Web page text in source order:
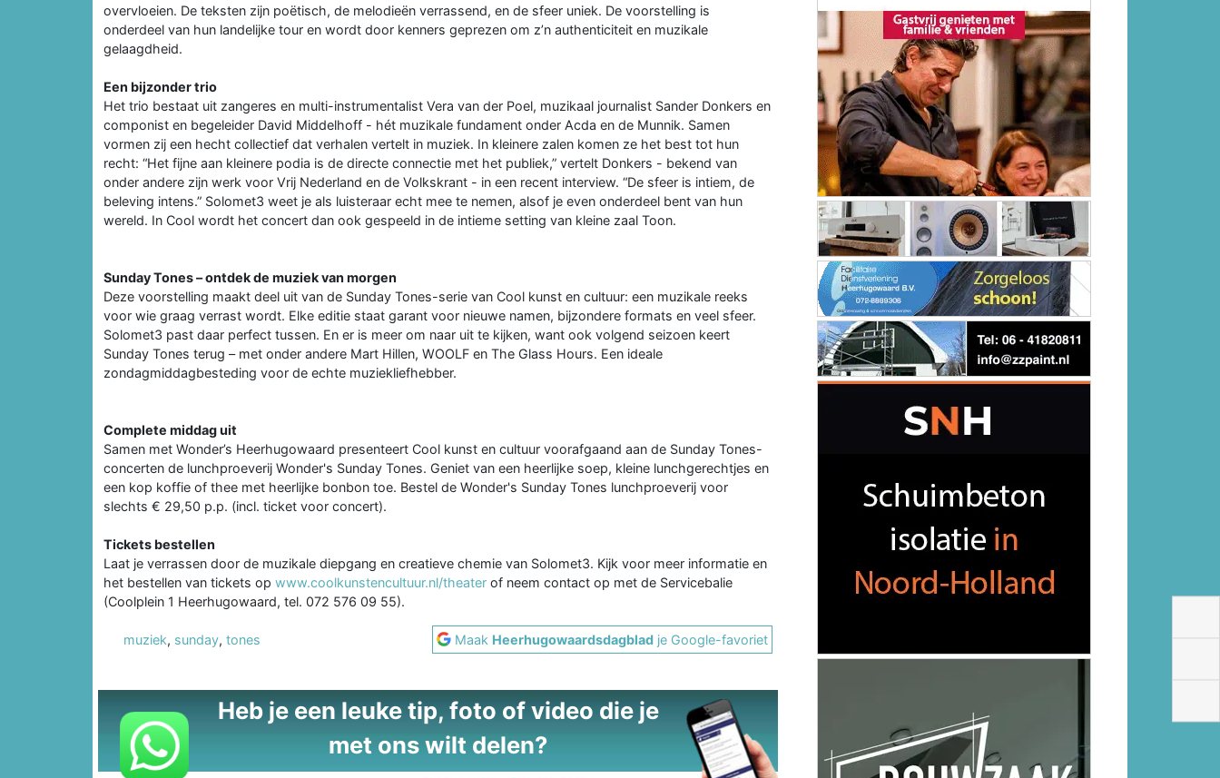
overvloeien. De teksten zijn poëtisch, de melodieën verrassend, en de sfeer uniek. De voorstelling is
onderdeel van hun landelijke tour en wordt door kenners geprezen om z’n authenticiteit en muzikale
gelaagdheid.
Een bijzonder trio
Het trio bestaat uit zangeres en multi-instrumentalist Vera van der Poel, muzikaal journalist Sander Donkers en
componist en begeleider David Middelhoff - hét muzikale fundament onder Acda en de Munnik. Samen
vormen zij een hecht collectief dat verhalen vertelt in muziek. In kleinere zalen komen ze het best tot hun
recht: “Het fijne aan kleinere podia is de directe connectie met het publiek,” vertelt Donkers - bekend van
onder andere zijn werk voor Vrij Nederland en de Volkskrant - in een recent interview. “De sfeer is intiem, de
beleving intens.” Solomet3 weet je als luisteraar echt mee te nemen, alsof je even onderdeel bent van hun
wereld. In Cool wordt het concert dan ook gespeeld in de intieme setting van kleine zaal Toon.
Sunday Tones – ontdek de muziek van morgen
Deze voorstelling maakt deel uit van de Sunday Tones-serie van Cool kunst en cultuur: een muzikale reeks
voor wie graag verrast wordt. Elke editie staat garant voor nieuwe namen, bijzondere formats en veel sfeer.
Solomet3 past daar perfect tussen. En er is meer om naar uit te kijken, want ook volgend seizoen keert
Sunday Tones terug – met onder andere Mart Hillen, WOOLF en The Glass Hours. Een ideale
zondagmiddagbesteding voor de echte muziekliefhebber.
Complete middag uit
Samen met Wonder’s Heerhugowaard presenteert Cool kunst en cultuur voorafgaand aan de Sunday Tones-
concerten de lunchproeverij Wonder's Sunday Tones. Geniet van een heerlijke soep, kleine lunchgerechtjes en
een kop koffie of thee met heerlijke bonbon toe. Bestel de Wonder's Sunday Tones lunchproeverij voor
slechts € 29,50 p.p. (incl. ticket voor concert).
Tickets bestellen
Laat je verrassen door de muzikale diepgang en creatieve chemie van Solomet3. Kijk voor meer informatie en
het bestellen van tickets op www.coolkunstencultuur.nl/theater of neem contact op met de Servicebalie
(Coolplein 1 Heerhugowaard, tel. 072 576 09 55).
muziek, sunday, tones Maak Heerhugowaardsdagblad je Google-favoriet
Heb je een leuke tip, foto of video die je
met ons wilt delen?